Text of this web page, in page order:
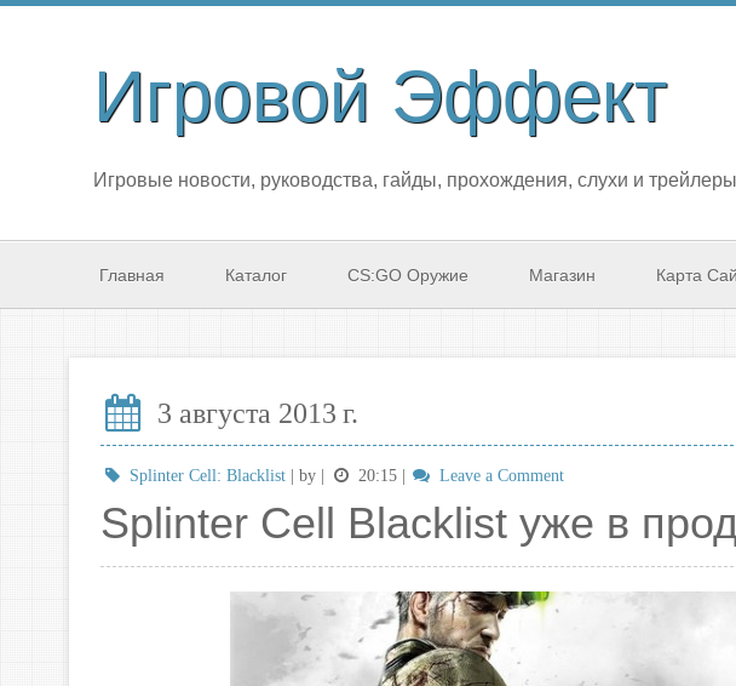
Игровой Эффект
Игровые новости, руководства, гайды, прохождения, слухи и
Главная Каталог CS:GO Оружие Магазин Карта
3 августа 2013 г.
Splinter Cell: Blacklist | by 20:15 Leave a Comment
Splinter Cell Blacklist уже в